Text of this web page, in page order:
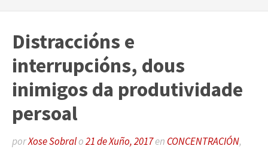
Distraccións e
interrupcións, dous
inimigos da produtividade
persoal
porXose Sobralo21 de Xuño, 2017en CONCENTRACIÓN,